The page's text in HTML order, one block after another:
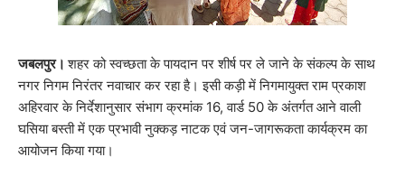
जबलपुर।शहर को स्वच्छता के पायदान पर शीर्ष पर ले जाने के संकल्प के साथ
नगर निगम निरंतर नवाचार कर रहा है। इसी कड़ी में निगमायुक्त राम प्रकाश
अहिरवार के निर्देशानुसार संभाग क्रमांक 16, वार्ड 50 के अंतर्गत आने वाली
घसिया बस्ती में एक प्रभावी नुक्कड़ नाटक एवं जन-जागरूकता कार्यक्रम का
आयोजन किया गया।